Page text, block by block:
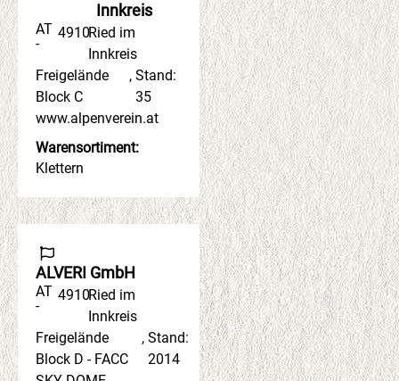
Innkreis
AT
-
4910Ried im
Innkreis
Freigelände
Block C
, Stand:
35
www.alpenverein.at
Warensortiment:
Klettern
ALVERI GmbH
AT
-
4910Ried im
Innkreis
Freigelände
Block D - FACC
, Stand:
2014